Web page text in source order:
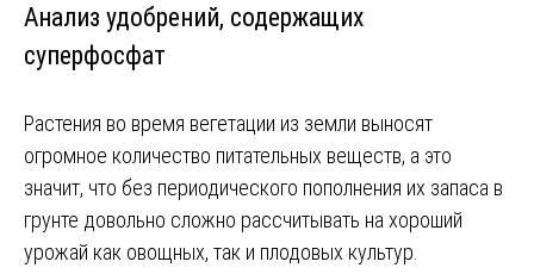
Анализ удобрений, содержащих
суперфосфат
Растения во время вегетации из земли выносят
огромное количество питательных веществ, а это
значит, что без периодического пополнения их запаса в
грунте довольно сложно рассчитывать на хороший
урожай как овощных, так и плодовых культур.